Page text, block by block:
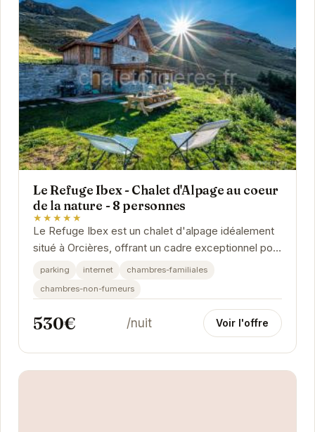
Le Refuge Ibex - Chalet d'Alpage au coeur
de la nature - 8 personnes
★★★★★
Le Refuge Ibex est un chalet d'alpage idéalement
situé à Orcières, offrant un cadre exceptionnel pour
des vacances en montagne. Avec une...
parking internet
chambres-familiales
chambres-non-fumeurs
530€ /nuit Voir l'offre